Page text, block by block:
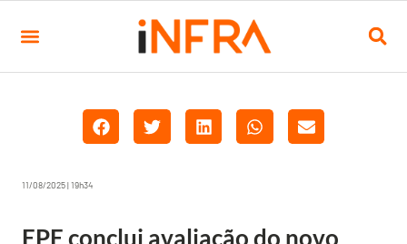
11/08/2025 | 19h34
EPE conclui avaliação do novo